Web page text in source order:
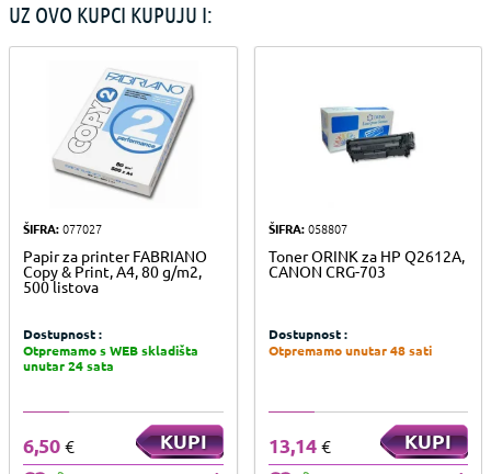
UZ OVO KUPCI KUPUJU I:
ŠIFRA:077027
Papir za printer FABRIANO
Copy & Print, A4, 80 g/m2,
500 listova
Dostupnost :
Otpremamo s WEB skladišta
unutar 24 sata
6,50€ KUPI
ŠIFRA:058807
Toner ORINK za HP Q2612A,
CANON CRG-703
Dostupnost :
Otpremamo unutar 48 sati
13,14 € KUPI